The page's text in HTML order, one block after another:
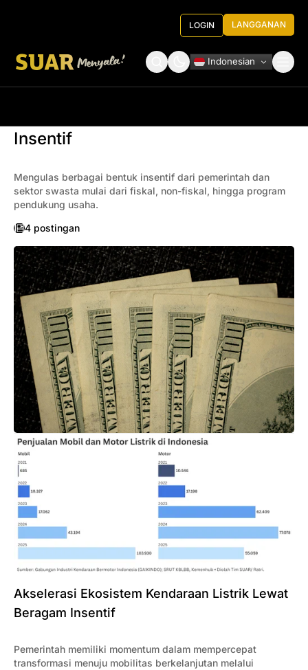
LOGIN LANGGANAN
Indonesian
Insentif
Mengulas berbagai bentuk insentif dari pemerintah dan
sektor swasta mulai dari fiskal, non-fiskal, hingga program
pendukung usaha.
4 postingan
Akselerasi Ekosistem Kendaraan Listrik Lewat
Beragam Insentif
Pemerintah memiliki momentum dalam mempercepat
transformasi menuju mobilitas berkelanjutan melalui